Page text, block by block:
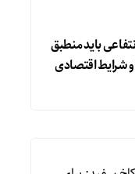
باید منطبق
و شرایط اقتصادی